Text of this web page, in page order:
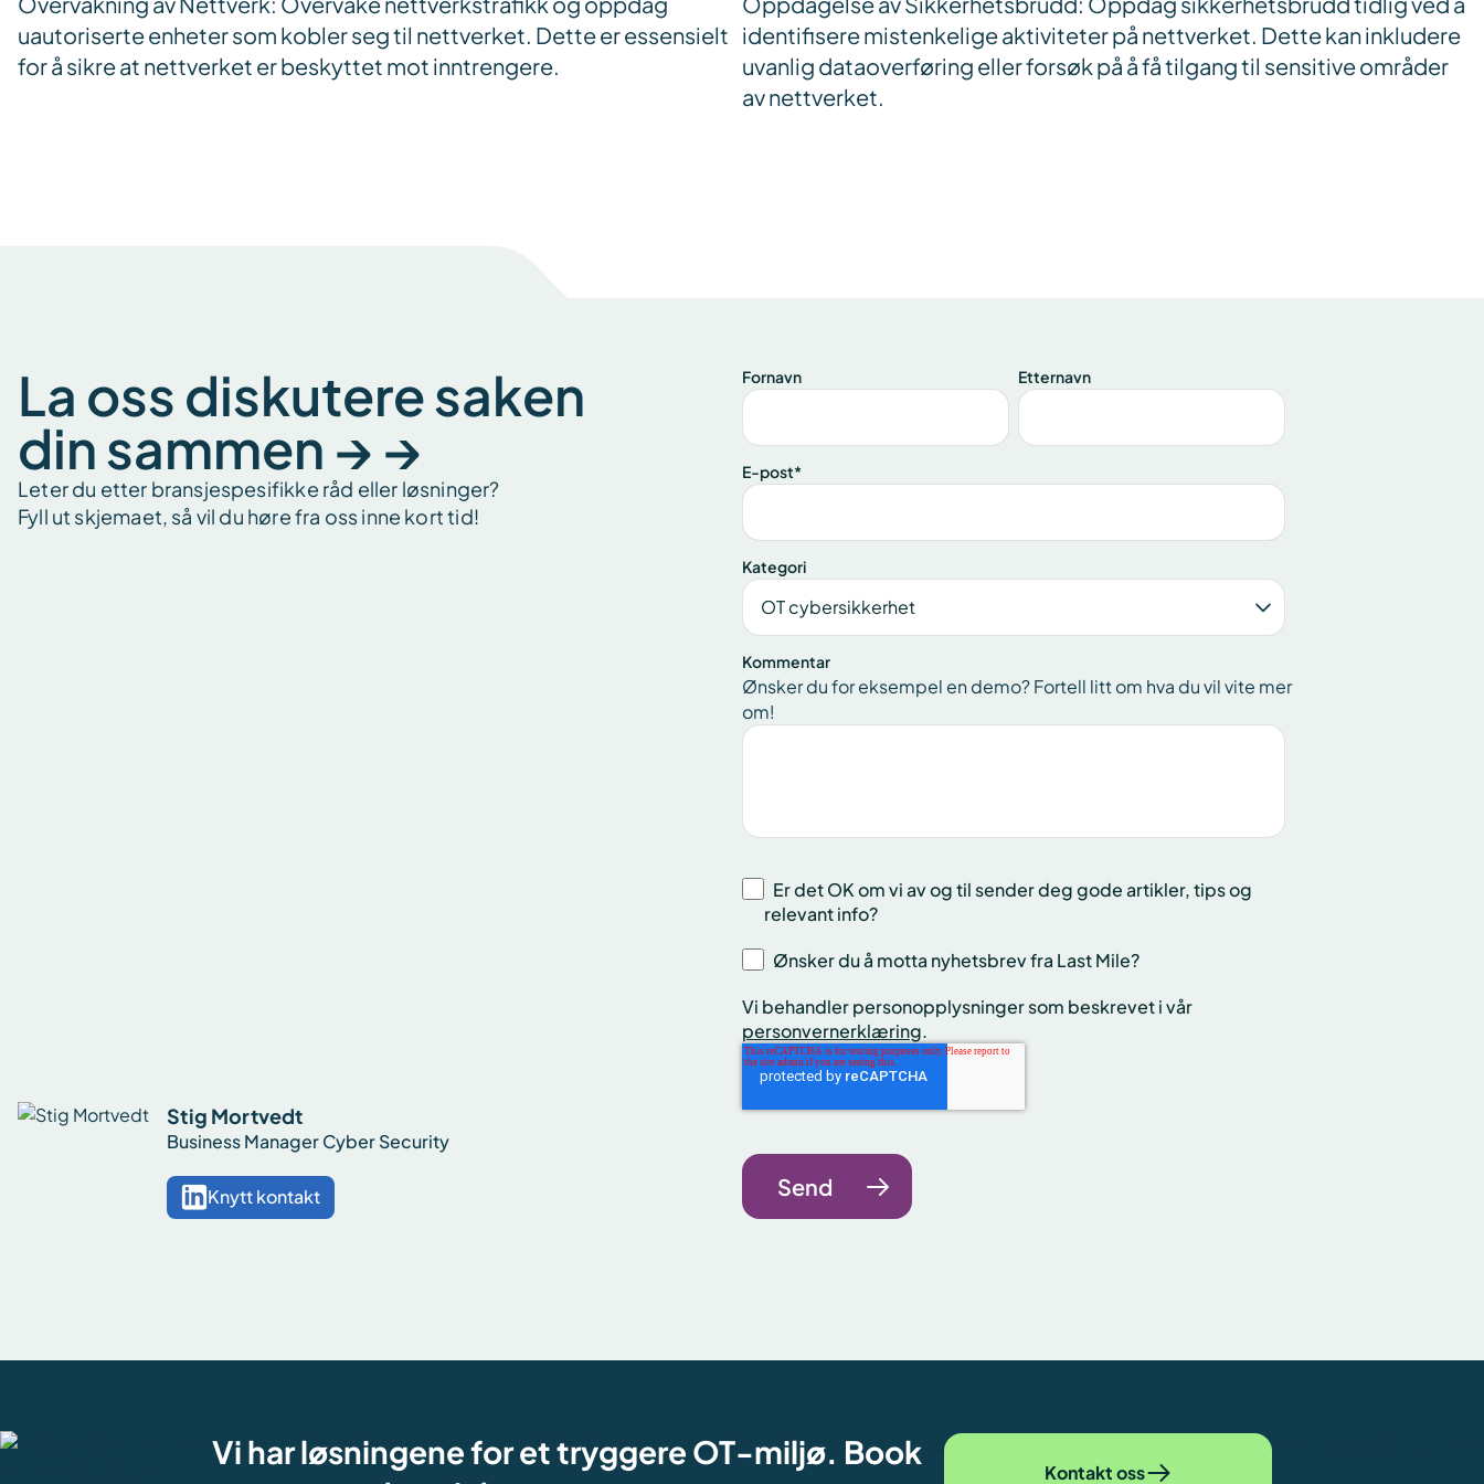
uautoriserte enheter som kobler seg til nettverket. Dette er essensielt
for å sikre at nettverket er beskyttet mot inntrengere.
identifisere mistenkelige aktiviteter på nettverket. Dette kan inkludere
uvanlig dataoverføring eller forsøk på å få tilgang til sensitive områder
av nettverket.
La oss diskutere saken
din sammen → →
Leter du etter bransjespesifikke råd eller løsninger?
Fyll ut skjemaet, så vil du høre fra oss inne kort tid!
Stig Mortvedt
Business Manager Cyber Security
Knytt kontakt
Fornavn Etternavn
E-post*
Kategori
Kommentar
Ønsker du for eksempel en demo? Fortell litt om hva du vil vite mer
om!
Er det OK om vi av og til sender deg gode artikler, tips og
relevant info?
Ønsker du å motta nyhetsbrev fra Last Mile?
Vi behandler personopplysninger som beskrevet i vår
personvernerklæring.
Vi har løsningene for et tryggere OT-miljø. Book
Kontakt oss